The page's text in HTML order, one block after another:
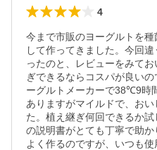
4
今まで市販のヨーグルトを
して作ってきました。今回
ったのと、レビューをみて
ぎできるならコスパが良い
ーグルトメーカーで38℃9時
ありますがマイルドで、お
た。植え継ぎ何回できるか
の説明書がとても丁寧で助
よく作るのですが、いつも